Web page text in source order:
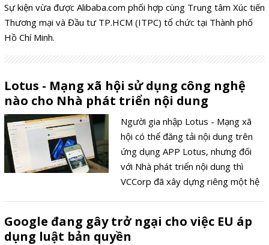
Sự kiện vừa được Alibaba.com phối hợp cùng Trung tâm Xúc tiến
Thương mại và Đầu tư TP.HCM (ITPC) tổ chức tại Thành phố
Hồ Chí Minh.
Lotus - Mạng xã hội sử dụng công nghệ
nào cho Nhà phát triển nội dung
Người gia nhập Lotus - Mạng xã
hội có thể đăng tải nội dung trên
ứng dụng APP Lotus, nhưng đối
với Nhà phát triển nội dung thì
VCCorp đã xây dựng riêng một hệ
riêng và khác biệt.
Google đang gây trở ngại cho việc EU áp
dụng luật bản quyền